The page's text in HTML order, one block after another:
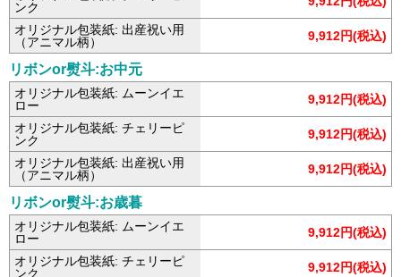
ンク
オリジナル包装紙: 出産祝い用
（アニマル柄）
9,912円(税込)
リボンor熨斗:お中元
オリジナル包装紙: ムーンイエ
ロー
9,912円(税込)
オリジナル包装紙: チェリーピ
ンク
9,912円(税込)
オリジナル包装紙: 出産祝い用
（アニマル柄）
9,912円(税込)
リボンor熨斗:お歳暮
オリジナル包装紙: ムーンイエ
ロー
9,912円(税込)
オリジナル包装紙: チェリーピ
ンク
9,912円(税込)